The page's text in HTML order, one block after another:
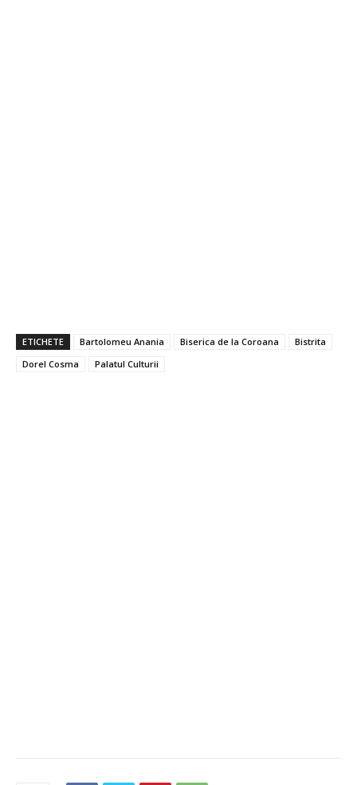
ETICHETE Bartolomeu Anania Biserica de la Coroana
Bistrita
Dorel Cosma
Palatul Culturii